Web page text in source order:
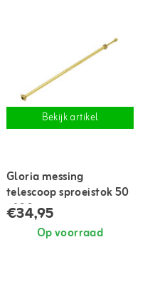
Bekijk artikel
Gloria messing
telescoop sproeistok 50
- 100 cm
€34,95
Op voorraad